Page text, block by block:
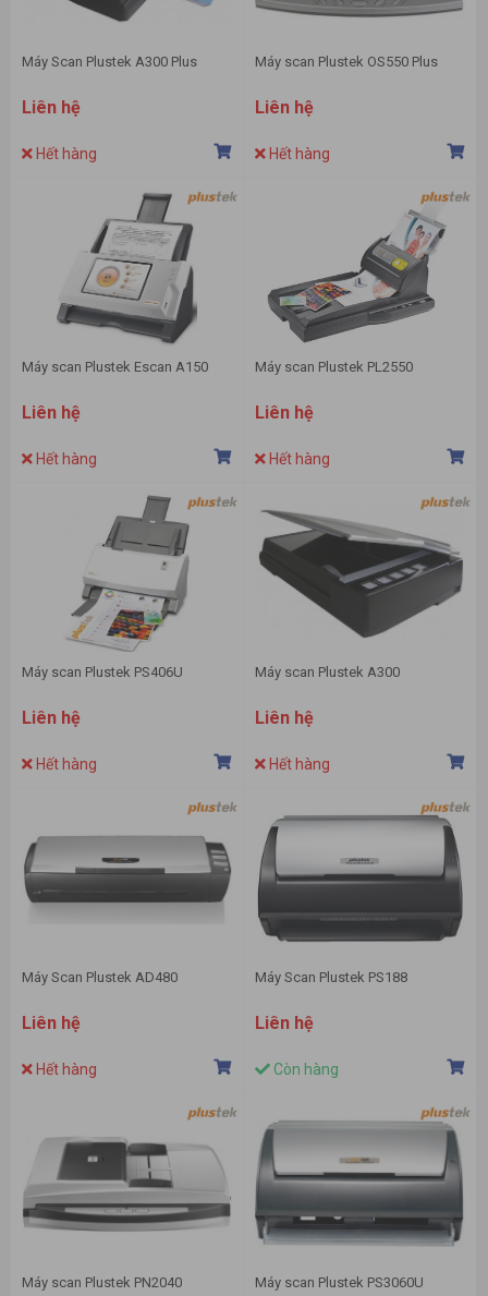
Máy Scan Plustek A300 Plus
Liên hệ
Hết hàng
Máy scan Plustek OS550 Plus
Liên hệ
Hết hàng
Máy scan Plustek Escan A150
Liên hệ
Hết hàng
Máy scan Plustek PL2550
Liên hệ
Hết hàng
Máy scan Plustek PS406U
Liên hệ
Hết hàng
Máy scan Plustek A300
Liên hệ
Hết hàng
Máy Scan Plustek AD480
Liên hệ
Hết hàng
Máy Scan Plustek PS188
Liên hệ
Còn hàng
Máy scan Plustek PN2040 Máy scan Plustek PS3060U